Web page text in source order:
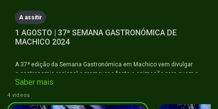
A assitir
1 AGOSTO | 37ª SEMANA GASTRONÓMICA DE
MACHICO 2024
A 37ª edição da Semana Gastronómica em Machico vem divulgar
a gastronomia regional e promover a festa e animação para quem a
visita.
Saber mais
4 vídeos